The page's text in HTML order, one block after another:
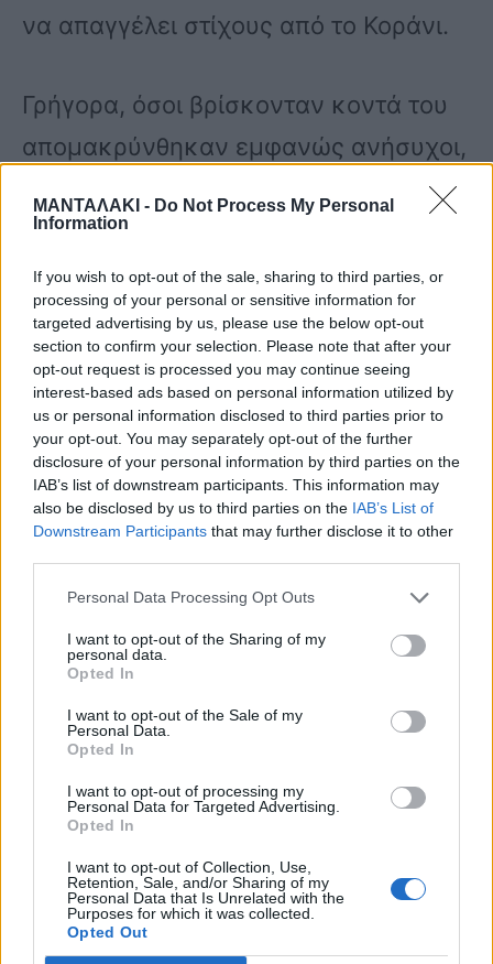
ΜΑΝΤΑΛΑΚΙ - Do Not Process My Personal
Information
If you wish to opt-out of the sale, sharing to third parties, or
processing of your personal or sensitive information for
targeted advertising by us, please use the below opt-out
section to confirm your selection. Please note that after your
opt-out request is processed you may continue seeing
interest-based ads based on personal information utilized by
us or personal information disclosed to third parties prior to
your opt-out. You may separately opt-out of the further
disclosure of your personal information by third parties on the
IAB’s list of downstream participants. This information may
also be disclosed by us to third parties on the IAB’s List of
Downstream Participants that may further disclose it to other
Personal Data Processing Opt Outs
I want to opt-out of the Sharing of my
personal data.
Opted In
I want to opt-out of the Sale of my
Personal Data.
Opted In
I want to opt-out of processing my
Personal Data for Targeted Advertising.
Opted In
I want to opt-out of Collection, Use,
Retention, Sale, and/or Sharing of my
Personal Data that Is Unrelated with the
Purposes for which it was collected.
Opted Out
να απαγγέλει στίχους από το Κοράνι.
Γρήγορα, όσοι βρίσκονταν κοντά του
απομακρύνθηκαν εμφανώς ανήσυχοι,
υπεύθυνο του πληρώματος να
προσπαθούν να ηρεμήσουν τον άντρα,
χωρίς ωστόσο επιτυχία. Όταν τον
πλησίαζαν, μάλιστα, εκείνος
απειλούσε ότι θα τους «σφάξει»,
σύμφωνα με την ίδια μαρτυρία από
αυτόπτη.
Το πλήρωμα χειρίστηκε την υπόθεση
με επαγγελματισμό. Ο πιλότος
ενημέρωσε τον πύργο ελέγχου στην
Αθήνα κι έτσι υπήρξε άμεση
κινητοποίηση. Όταν το αεροσκάφος
-χωρίς καμία καθυστέρηση, βάσει
άνδρες της ΕΛ.ΑΣ., που είχαν
ειδοποιηθεί και βρίσκονταν στο